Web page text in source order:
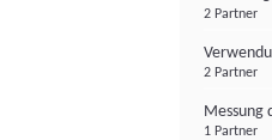
2 Partner
2 Partner
Messung
1 Partner